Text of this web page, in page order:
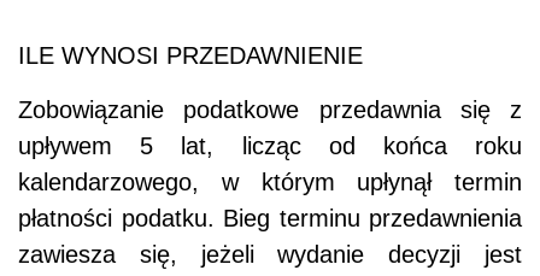
ILE WYNOSI PRZEDAWNIENIE
Zobowiązanie podatkowe przedawnia się z
upływem 5 lat, licząc od końca roku
kalendarzowego, w którym upłynął termin
płatności podatku. Bieg terminu przedawnienia
zawiesza się, jeżeli wydanie decyzji jest